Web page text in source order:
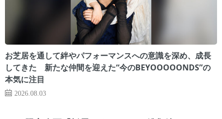
お芝居を通して絆やパフォーマンスへの意識を深め、成長
してきた 新たな仲間を迎えた“今のBEYOOOOONDS”の
本気に注目
2026.08.03